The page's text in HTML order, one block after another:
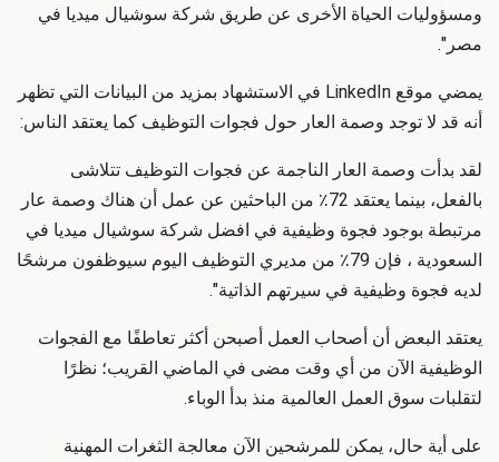
ومسؤوليات الحياة الأخرى عن طريق شركة سوشيال ميديا في
مصر".
يمضي موقع LinkedIn في الاستشهاد بمزيد من البيانات التي تظهر
أنه قد لا توجد وصمة العار حول فجوات التوظيف كما يعتقد الناس:
لقد بدأت وصمة العار الناجمة عن فجوات التوظيف تتلاشى
بالفعل، بينما يعتقد 72٪ من الباحثين عن عمل أن هناك وصمة عار
مرتبطة بوجود فجوة وظيفية في افضل شركة سوشيال ميديا في
السعودية
، فإن 79٪ من مديري التوظيف اليوم سيوظفون مرشحًا
لديه فجوة وظيفية في سيرتهم الذاتية".
يعتقد البعض أن أصحاب العمل أصبحن أكثر تعاطفًا مع الفجوات
الوظيفية الآن من أي وقت مضى في الماضي القريب؛ نظرًا
لتقلبات سوق العمل العالمية منذ بدأ الوباء.
على أية حال، يمكن للمرشحين الآن معالجة الثغرات المهنية